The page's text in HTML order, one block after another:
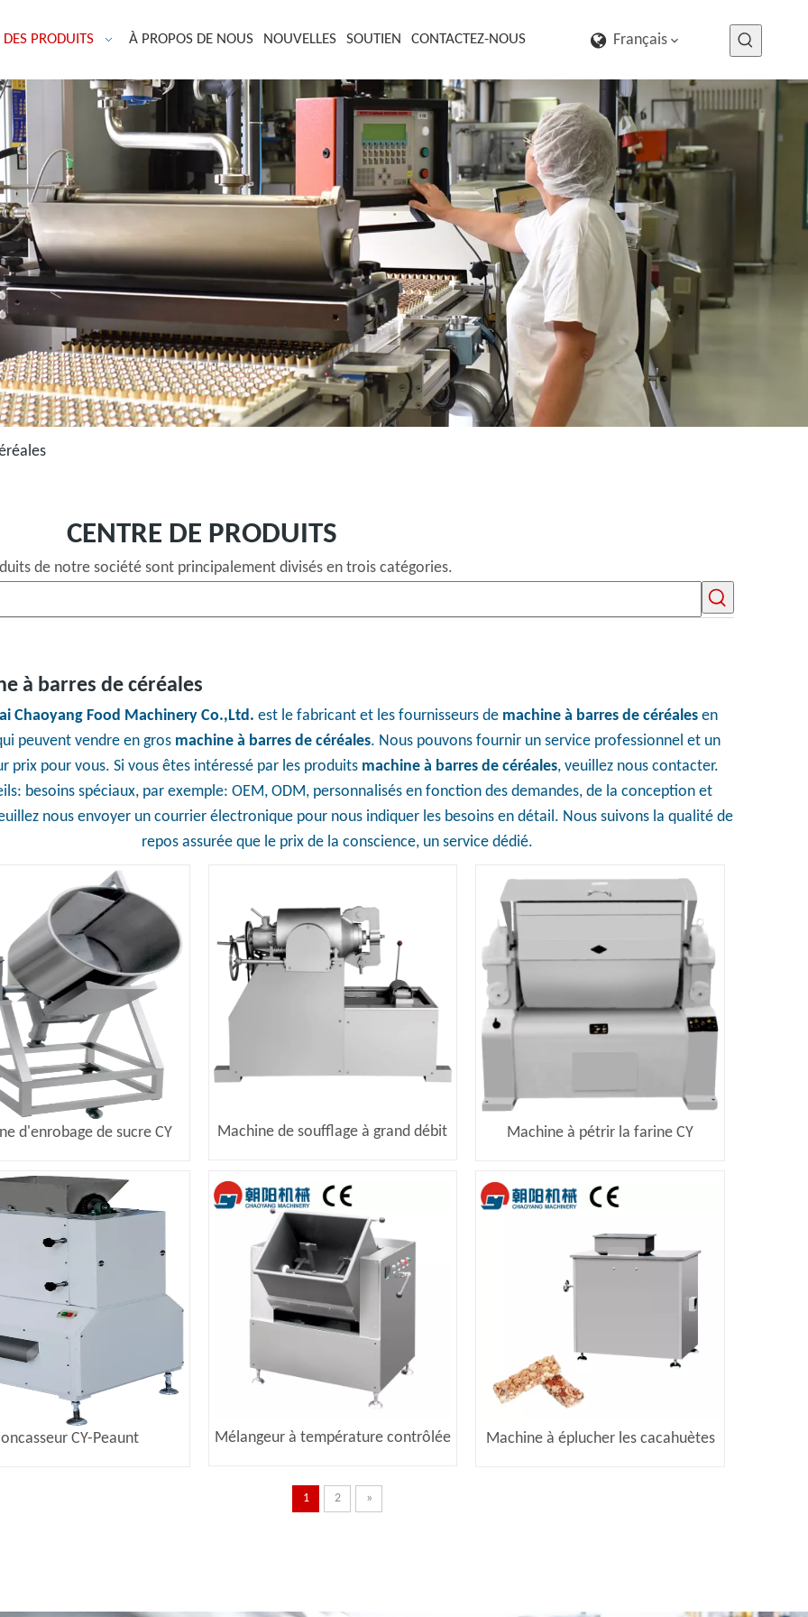
DES PRODUITS À PROPOS DE NOUS NOUVELLES SOUTIEN CONTACTEZ-NOUS Français
CENTRE DE PRODUITS
de notre société sont principalement divisés en trois catégories.
à barres de céréales
Chaoyang Food Machinery Co.,Ltd. est le fabricant et les fournisseurs de machine à barres de céréalesen
peuvent vendre en gros machine à barres de céréales. Nous pouvons fournir un service professionnel et un
prix pour vous. Si vous êtes intéressé par les produits machine à barres de céréales, veuillez nous contacter.
besoins spéciaux, par exemple: OEM, ODM, personnalisés en fonction des demandes, de la conception et
nous envoyer un courrier électronique pour nous indiquer les besoins en détail. Nous suivons la qualité de
repos assurée que le prix de la conscience, un service dédié.
d'enrobage de sucre CY
Machine de soufflage à grand débit
Machine à pétrir la farine CY
CY-Peaunt
Mélangeur à température contrôlée
Machine à éplucher les cacahuètes
1 2 »